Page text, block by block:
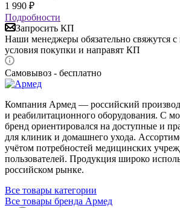
1 990 ₽
Подробности
Запросить КП
Наши менеджеры обязательно свяжутся с
условия покупки и направят КП
Самовывоз - бесплатно
Компания Армед — российский
и реабилитационного оборудования. С
бренд ориентировался на доступные и
для клиник и домашнего ухода.
учётом потребностей медицинских
пользователей. Продукция широко
российском рынке.
Все товары категории
Все товары бренда Армед